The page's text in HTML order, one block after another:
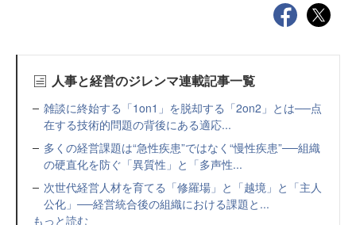
人事と経営のジレンマ連載記事一覧
雑談に終始する「1on1」を脱却する「2on2」とは──点
在する技術的問題の背後にある適応...
多くの経営課題は“急性疾患”ではなく“慢性疾患”──組織
の硬直化を防ぐ「異質性」と「多声性...
次世代経営人材を育てる「修羅場」と「越境」と「主人
公化」──経営統合後の組織における課題と...
もっと読む